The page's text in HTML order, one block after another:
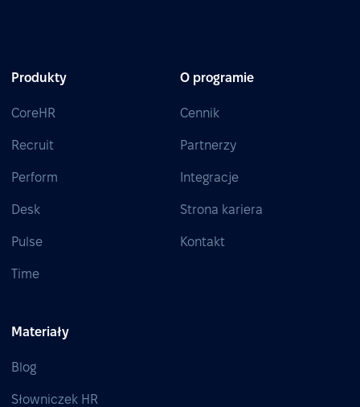
Produkty
CoreHR
Recruit
Perform
Desk
Pulse
Time
O programie
Cennik
Partnerzy
Integracje
Strona kariera
Kontakt
Materiały
Blog
Słowniczek HR